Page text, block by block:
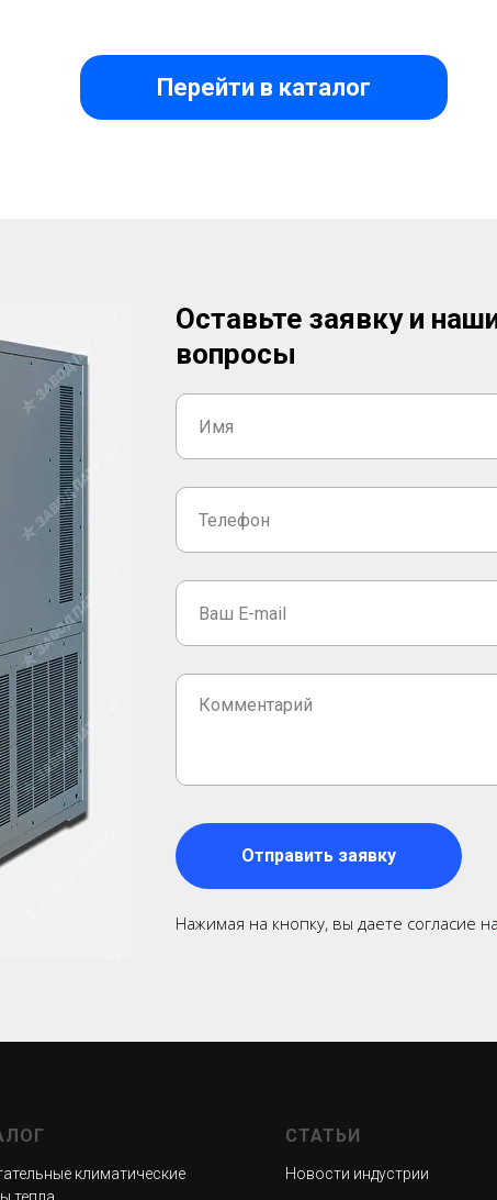
Перейти в каталог
Оставьте заявку и
вопросы
Отправить заявку
Нажимая на кнопку, вы даете согласие на
климатические
СТАТЬИ
Новости индустрии